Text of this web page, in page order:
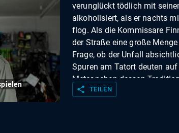
verunglückt tödlich mit
alkoholisiert, als er nachts
flog. Als die Kommissare
der Straße eine große
Frage, ob der Unfall
Spuren am Tatort deuten
Meter neben dessen
modernen Laden eröffnet.
share TEILEN